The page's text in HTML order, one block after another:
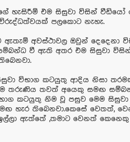
හැසිරීම් එම සිසුවා විසින්
පලකොට නැහැ.
ඇතැම් අවස්ථාවල ඔවුන්
වී ඇති අතර එම සිසුවා
විභාග කටයුතු ආදිය නිසා
තරුණිය තවත් අයෙකු සමඟ
කටයුතු නිම වූ පසුව මෙම
හැර තිබෙනවා.කෙසේ වෙතත්,
ඇත්තේ ,තමාට වෙනත්